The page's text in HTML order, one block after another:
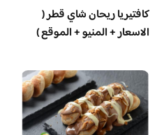
كافتيريا ريحان شاي قطر (
الاسعار + المنيو + الموقع )